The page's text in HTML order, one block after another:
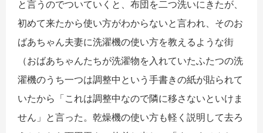
と言うのでついていくと、布団を二つ洗いにきたが、
初めて来たから使い方がわからないと言われ、そのお
ばあちゃん夫妻に洗濯機の使い方を教えるような街
（おばあちゃんたちが洗濯物を入れていたふたつの洗
濯機のうち一つは調整中という手書きの紙が貼られて
いたから「これは調整中なので隣に移さないといけま
せん」と言った。乾燥機の使い方も軽く説明して去ろ